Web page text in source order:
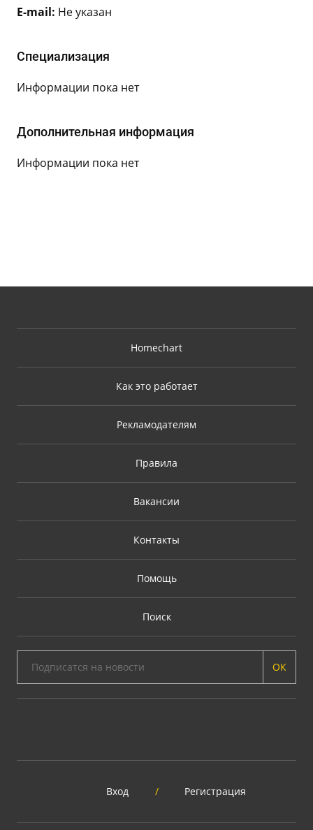
E-mail: Не указан
Специализация
Информации пока нет
Дополнительная информация
Информации пока нет
Homechart
Как это работает
Рекламодателям
Правила
Вакансии
Контакты
Помощь
Поиск
ОК
Вход / Регистрация